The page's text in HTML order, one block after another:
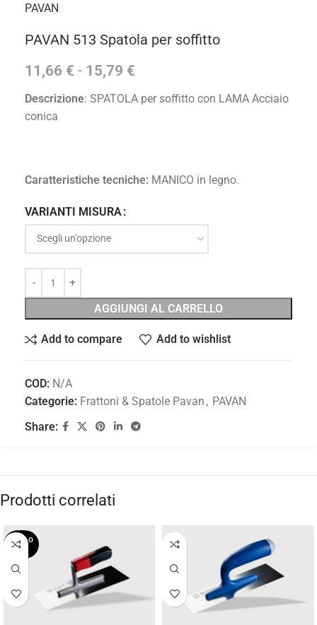
PAVAN
PAVAN 513 Spatola per soffitto
11,66 € - 15,79 €
Descrizione: SPATOLA per soffitto con LAMA Acciaio
conica
Caratteristiche tecniche: MANICO in legno.
VARIANTI MISURA
AGGIUNGI AL CARRELLO
Add to compare Add to wishlist
COD: N/A
Categorie: Frattoni & Spatole Pavan , PAVAN
Share:
Prodotti correlati
SOLD O
UT